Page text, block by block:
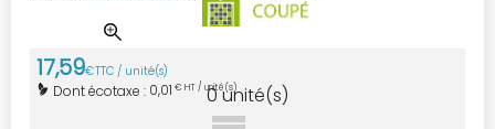
17,59€TTC / unité(s)
Dont écotaxe : 0,01 € HT / unité(s)
0unité(s)